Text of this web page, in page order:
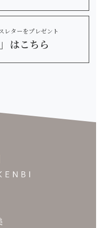
レターをプレゼント
はこちら